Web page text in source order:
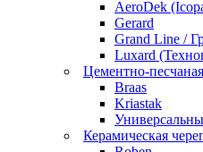
AeroDek
Gerard
Grand Line /
Luxard
Цементно-
Braas
Kriastak
Керамическая